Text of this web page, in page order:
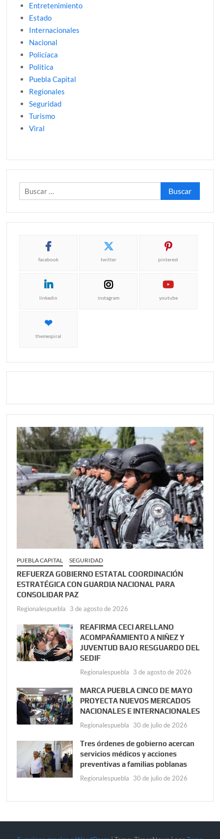
Entretenimiento
Estado
Internacionales
Nacional
Policíaca
Politica
Puebla Capital
Regionales
Seguridad
Turismo
Viral
Buscar:
facebook twitter pinterest
linkedin instagram youtube
themespiral
PUEBLA CAPITAL SEGURIDAD
REFUERZA GOBIERNO ESTATAL COORDINACIÓN
ESTRATÉGICA CON GUARDIA NACIONAL PARA
CONSOLIDAR PAZ
Regionalespuebla 3 de agosto de 2026
REAFIRMA CECI ARELLANO
ACOMPAÑAMIENTO A NIÑEZ Y
JUVENTUD BAJO RESGUARDO DEL
SEDIF
Regionalespuebla 3 de agosto de 2026
MARCA PUEBLA CINCO DE MAYO
PROYECTA NUEVOS MERCADOS
NACIONALES E INTERNACIONALES
Regionalespuebla 30 de julio de 2026
Tres órdenes de gobierno acercan
servicios médicos y acciones
preventivas a familias poblanas
Regionalespuebla 30 de julio de 2026